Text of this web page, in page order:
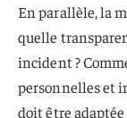
En parallèle, la
quelle
incident ?
personnelles et
doit être